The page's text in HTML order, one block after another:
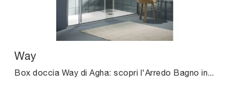
Way
Box doccia Way di Agha: scopri l'Arredo Bagno in vetro moderno e arreda il bagno di casa.